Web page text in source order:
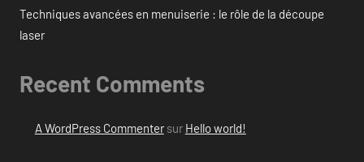
Techniques avancées en menuiserie : le rôle de la découpe
laser
Recent Comments
A WordPress Commentersur Hello world!